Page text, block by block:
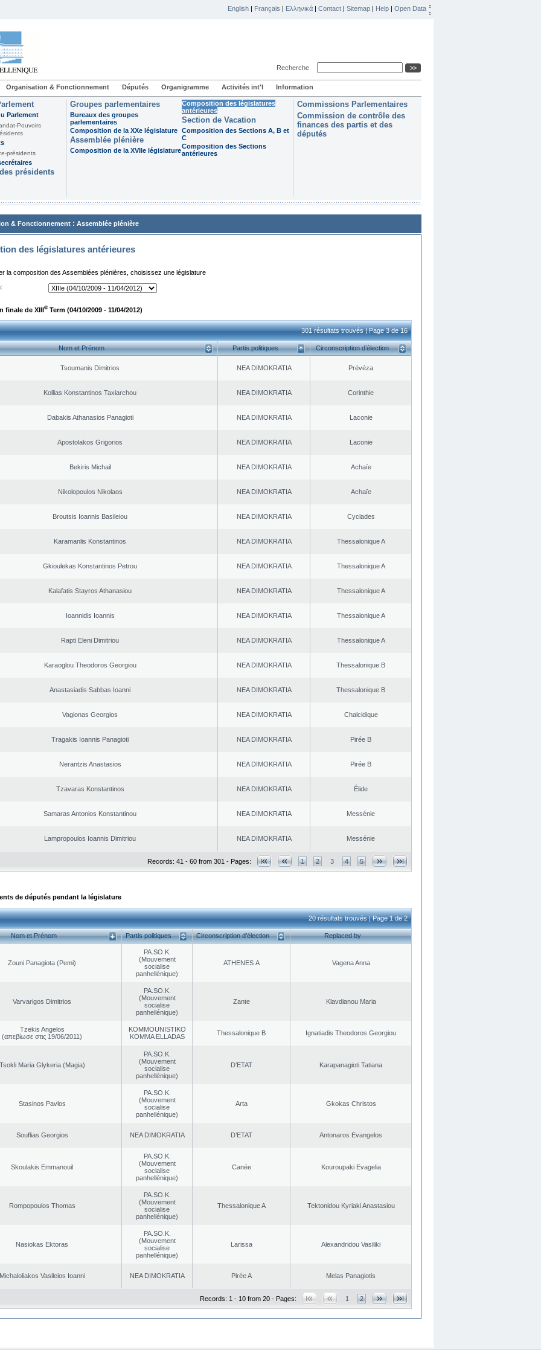
English | Français | Ελληνικά | Contact | Sitemap | Help | Open Data
Recherche
Organisation & Fonctionnement Députés Organigramme Activités int'l Information
Parlement
Pouvoirs
présidents
présidents
Groupes parlementaires
Bureaux des groupes
parlementaires
Composition de la XXe législature
Assemblée plénière
Composition de la XVIIe législature
Composition des législatures
antérieures
Section de Vacation
Composition des Sections A, B et
C
Composition des Sections
antérieures
Commissions Parlementaires
Commission de contrôle des
finances des partis et des
députés
& Fonctionnement : Assemblée plénière
des législatures antérieures
la composition des Assemblées plénières, choisissez une législature
finale de XIIIe Term (04/10/2009 - 11/04/2012)
301 résultats trouvés | Page 3 de 16
Nom et Prénom Partis politiques Circonscription d’élection
Tsoumanis Dimitrios NEA DΙMOKRATIA Prévéza
Kollias Konstantinos Taxiarchou NEA DΙMOKRATIA Corinthie
Dabakis Athanasios Panagioti NEA DΙMOKRATIA Laconie
Apostolakos Grigorios NEA DΙMOKRATIA Laconie
Bekiris Michail NEA DΙMOKRATIA Achaïe
Nikolopoulos Nikolaos NEA DΙMOKRATIA Achaïe
Broutsis Ioannis Basileiou NEA DΙMOKRATIA Cyclades
Karamanlis Konstantinos NEA DΙMOKRATIA Thessalonique A
Gkioulekas Konstantinos Petrou NEA DΙMOKRATIA Thessalonique A
Kalafatis Stayros Athanasiou NEA DΙMOKRATIA Thessalonique A
Ioannidis Ioannis NEA DΙMOKRATIA Thessalonique A
Rapti Eleni Dimitriou NEA DΙMOKRATIA Thessalonique A
Karaoglou Theodoros Georgiou NEA DΙMOKRATIA Thessalonique B
Anastasiadis Sabbas Ioanni NEA DΙMOKRATIA Thessalonique B
Vagionas Georgios NEA DΙMOKRATIA Chalcidique
Tragakis Ioannis Panagioti NEA DΙMOKRATIA Pirée B
Nerantzis Anastasios NEA DΙMOKRATIA Pirée B
Tzavaras Konstantinos NEA DΙMOKRATIA Élide
Samaras Antonios Konstantinou NEA DΙMOKRATIA Messénie
Lampropoulos Ioannis Dimitriou NEA DΙMOKRATIA Messénie
Records: 41 - 60 from 301 - Pages: 1 2 3 4 5
de députés pendant la législature
20 résultats trouvés | Page 1 de 2
Nom et Prénom Partis politiques Circonscription d’élection Replaced by
Zouni Panagiota (Pemi)
PA.SO.K.
(Mouvement
socialise
panhellénique)
ATHENES Α Vagena Anna
Varvarigos Dimitrios
PA.SO.K.
(Mouvement
socialise
panhellénique)
Zante Klavdianou Maria
Tzekis Angelos
(απεβίωσε στις 19/06/2011)
KOMMOUNISTIKO
KOMMA ELLADAS
Thessalonique B Ignatiadis Theodoros Georgiou
Tsokli Maria Glykeria (Magia)
PA.SO.K.
(Mouvement
socialise
panhellénique)
D’ETAT Karapanagioti Tatiana
Stasinos Pavlos
PA.SO.K.
(Mouvement
socialise
panhellénique)
Arta Gkokas Christos
Souflias Georgios NEA DΙMOKRATIA D’ETAT Antonaros Evangelos
Skoulakis Emmanouil
PA.SO.K.
(Mouvement
socialise
panhellénique)
Canée Kouroupaki Evagelia
Rompopoulos Thomas
PA.SO.K.
(Mouvement
socialise
panhellénique)
Thessalonique A Tektonidou Kyriaki Anastasiou
Nasiokas Ektoras
PA.SO.K.
(Mouvement
socialise
panhellénique)
Larissa Alexandridou Vasiliki
Michaloliakos Vasileios Ioanni NEA DΙMOKRATIA Pirée A Melas Panagiotis
Records: 1 - 10 from 20 - Pages: 1 2